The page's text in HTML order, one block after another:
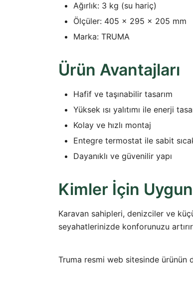
Ağırlık: 3 kg (su hariç)
Ölçüler: 405 x 295 x 205 mm
Marka: TRUMA
Ürün Avantajları
Hafif ve taşınabilir tasarım
Yüksek ısı yalıtımı ile enerji
Kolay ve hızlı montaj
Entegre termostat ile sabit
Dayanıklı ve güvenilir yapı
Kimler İçin
Karavan sahipleri, denizciler ve
seyahatlerinizde konforunuzu
Truma resmi web sitesinde ürünün